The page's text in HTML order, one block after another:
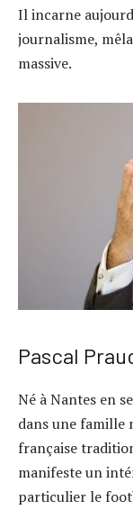
Il incarne
journalisme,
massive.
Pascal
Né à Nantes en
dans une famille
française
manifeste un
particulier le